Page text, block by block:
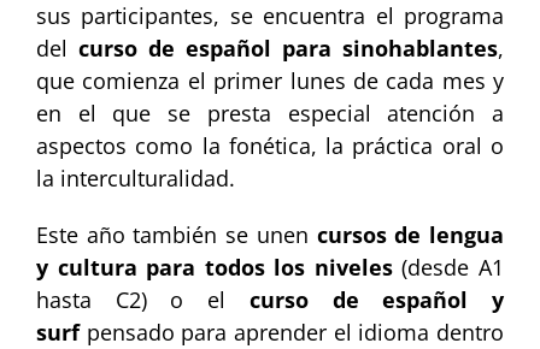
sus participantes, se encuentra el programa
del curso de español para sinohablantes,
que comienza el primer lunes de cada mes y
en el que se presta especial atención a
aspectos como la fonética, la práctica oral o
la interculturalidad.
Este año también se unen cursos de lengua
y cultura para todos los niveles(desde A1
hasta C2) o el curso de español y
surfpensado para aprender el idioma dentro